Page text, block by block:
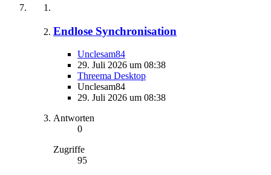
Endlose Synchronisation
Unclesam84
29. Juli 2026 um 08:38
Threema Desktop
Unclesam84
29. Juli 2026 um 08:38
Antworten
0
Zugriffe
95